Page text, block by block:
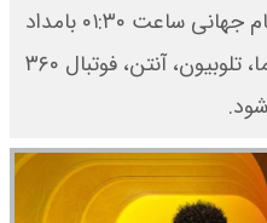
بازی برزیل مراکش در گروه C جام جهانی ساعت ۰۱:۳۰ بامداد
یکشنبه ۲۴ خرداد از شبکه ۳ سیما، تلوبیون، آنتن، فوتبال ۳۶۰